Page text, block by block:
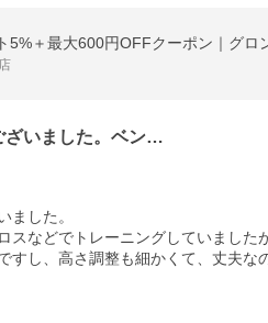
5%＋最大600円OFFクーポン｜グ
ざいました。ベン…
ました。
スなどでトレーニングしていました
すし、高さ調整も細かくて、丈夫な